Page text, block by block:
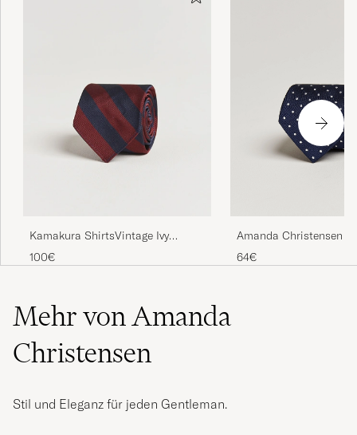
Kamakura ShirtsVintage Ivy
Regimental Stripe Silk
TieNavy/Burgundy
100€
Amanda Christensen
Tie 8 cm Navy/White
64€
Mehr von Amanda
Christensen
Stil und Eleganz für jeden Gentleman.